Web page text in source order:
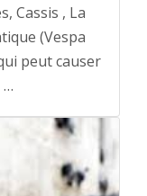
Cassis , La
(Vespa
peut causer
…